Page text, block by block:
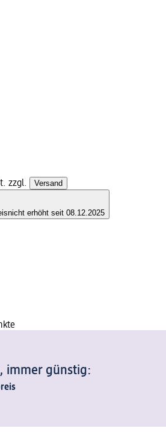
zzgl. Versand
nicht erhöht seit 08.12.2025
immer günstig: